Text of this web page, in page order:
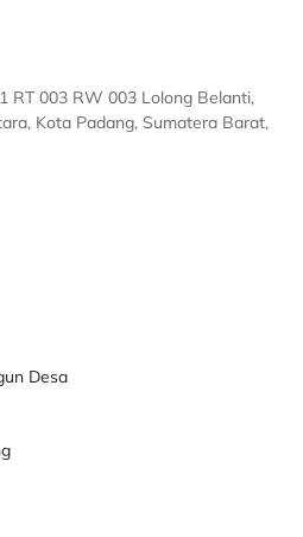
RT 003 RW 003 Lolong Belanti,
Kota Padang, Sumatera Barat,
Desa